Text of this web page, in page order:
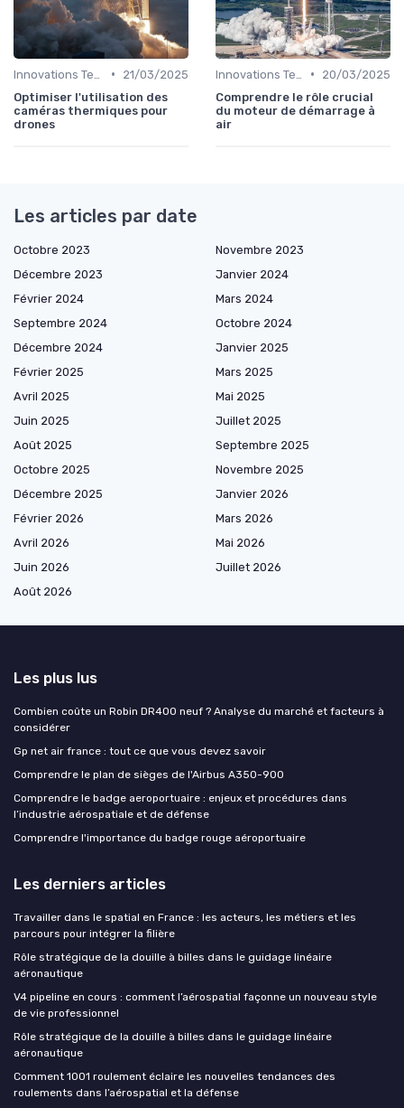
•
21/03/2025
Optimiser l'utilisation des
caméras thermiques pour
drones
•
20/03/2025
Comprendre le rôle crucial
du moteur de démarrage à
air
Les articles par date
Octobre 2023
Novembre 2023
Décembre 2023
Janvier 2024
Février 2024
Mars 2024
Septembre 2024
Octobre 2024
Décembre 2024
Janvier 2025
Février 2025
Mars 2025
Avril 2025
Mai 2025
Juin 2025
Juillet 2025
Août 2025
Septembre 2025
Octobre 2025
Novembre 2025
Décembre 2025
Janvier 2026
Février 2026
Mars 2026
Avril 2026
Mai 2026
Juin 2026
Juillet 2026
Août 2026
Les plus lus
Combien coûte un Robin DR400 neuf ? Analyse du marché et facteurs à
considérer
Gp net air france : tout ce que vous devez savoir
Comprendre le plan de sièges de l'Airbus A350-900
Comprendre le badge aeroportuaire : enjeux et procédures dans
l’industrie aérospatiale et de défense
Comprendre l'importance du badge rouge aéroportuaire
Les derniers articles
Travailler dans le spatial en France : les acteurs, les métiers et les
parcours pour intégrer la filière
Rôle stratégique de la douille à billes dans le guidage linéaire
aéronautique
V4 pipeline en cours : comment l’aérospatial façonne un nouveau style
de vie professionnel
Rôle stratégique de la douille à billes dans le guidage linéaire
aéronautique
Comment 1001 roulement éclaire les nouvelles tendances des
roulements dans l’aérospatial et la défense